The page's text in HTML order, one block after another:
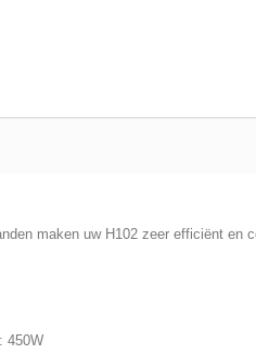
maken uw H102 zeer efficiënt en
450W